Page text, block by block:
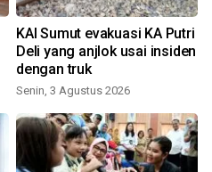
KAI Sumut evakuasi KA Putri
Deli yang anjlok usai insiden
dengan truk
Senin, 3 Agustus 2026